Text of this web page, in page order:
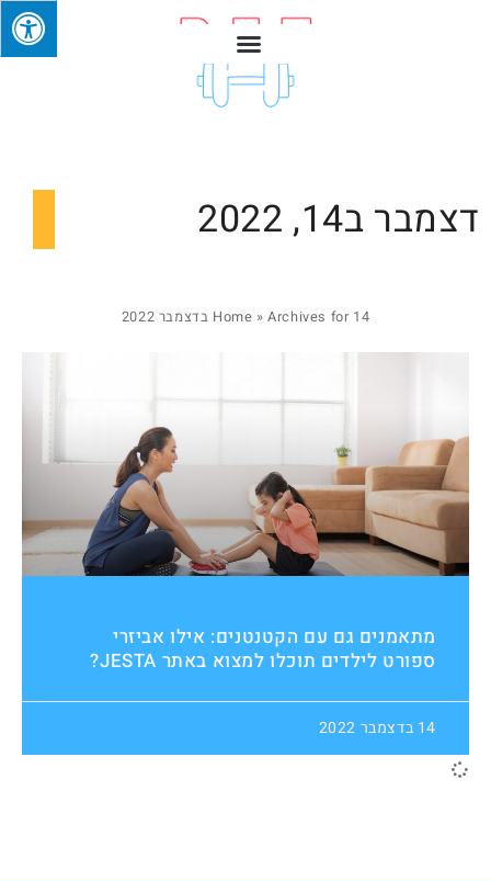
דצמבר ב14, 2022
Home »Archives for 14 בדצמבר 2022
מתאמנים גם עם הקטנטנים: אילו אביזרי
ספורט לילדים תוכלו למצוא באתר JESTA?
14 בדצמבר 2022